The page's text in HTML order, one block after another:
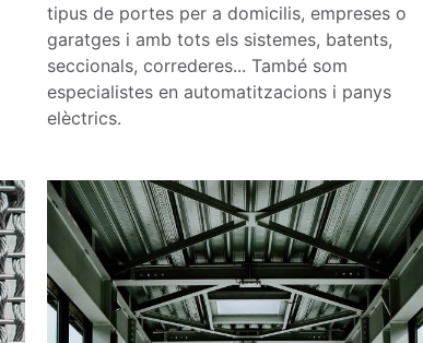
tipus de portes per a domicilis, empreses o
garatges i amb tots els sistemes, batents,
seccionals, correderes... També som
especialistes en automatitzacions i panys
elèctrics.